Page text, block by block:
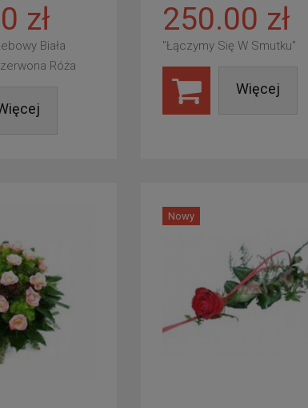
zł
Biała
Róża
250.00 zł
"Łączymy Się W Smutku"
Więcej
Nowy